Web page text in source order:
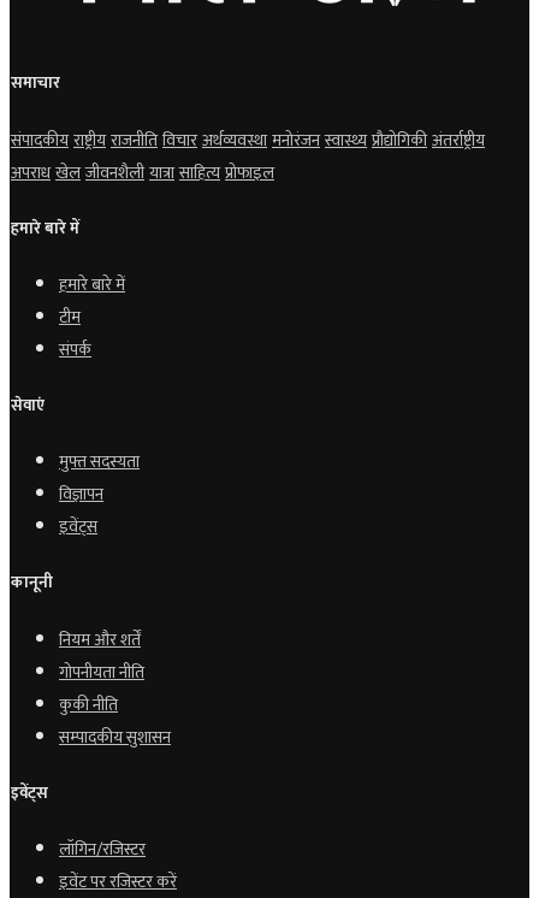
समाचार
संपादकीयराष्ट्रीयराजनीतिविचारअर्थव्यवस्थामनोरंजनस्वास्थ्यप्रौद्योगिकीअंतर्राष्ट्रीय
अपराधखेलजीवनशैलीयात्रासाहित्यप्रोफाइल
हमारे बारे में
हमारे बारे में
टीम
संपर्क
सेवाएं
मुफ्त सदस्यता
विज्ञापन
इवेंट्स
कानूनी
नियम और शर्तें
गोपनीयता नीति
कुकी नीति
सम्पादकीय सुशासन
इवेंट्स
लॉगिन/रजिस्टर
इवेंट पर रजिस्टर करें